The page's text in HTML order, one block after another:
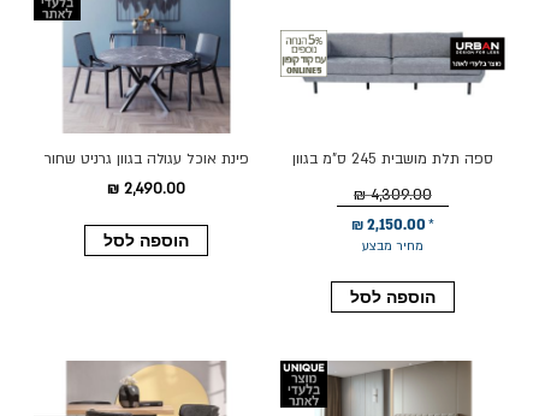
ספה תלת מושבית 245 ס"מ בגוון
מחיר מבצע
2,150.00 ₪
4,309.00 ₪
הוספה לסל
פינת אוכל עגולה בגוון גרניט שחור
דגם רומא + 4 כסאות בגוון שחור2,490.00 ₪
הוספה לסל